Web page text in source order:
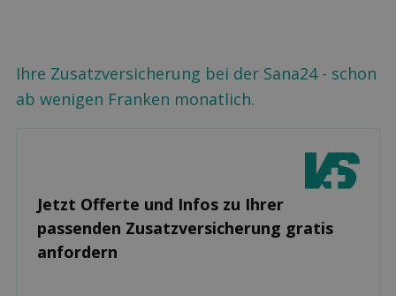
Ihre Zusatzversicherung bei der Sana24 - schon
ab wenigen Franken monatlich.
Jetzt Offerte und Infos zu Ihrer
passenden Zusatz­versicherung gratis
anfordern